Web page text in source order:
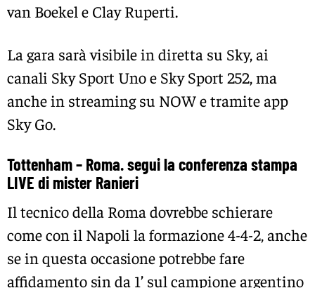
van Boekel e Clay Ruperti.
La gara sarà visibile in diretta su Sky, ai
canali Sky Sport Uno e Sky Sport 252, ma
anche in streaming su NOW e tramite app
Sky Go.
Tottenham – Roma. segui la conferenza stampa
LIVE di mister Ranieri
Il tecnico della Roma dovrebbe schierare
come con il Napoli la formazione 4-4-2, anche
se in questa occasione potrebbe fare
affidamento sin da 1’ sul campione argentino